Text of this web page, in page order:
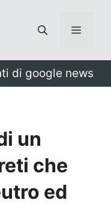
Menu
di google news
un
che
ed